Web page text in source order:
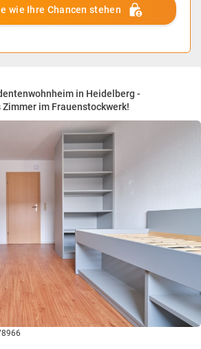
wie Ihre Chancen stehen
in Heidelberg -
Zimmer im Frauenstockwerk!